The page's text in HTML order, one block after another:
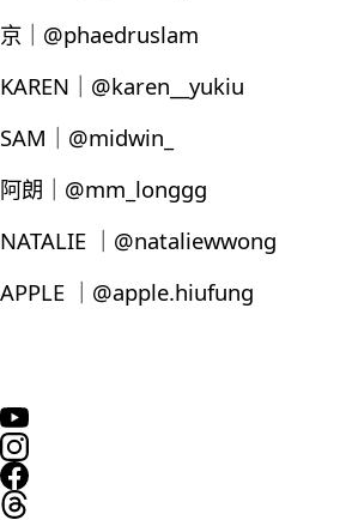
京｜@phaedruslam
KAREN｜@karen__yukiu
SAM｜@midwin_
阿朗｜@mm_longgg
NATALIE ｜@nataliewwong
APPLE ｜@apple.hiufung